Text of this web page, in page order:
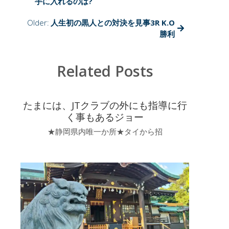
Older: 人生初の黒人との対決を見事3R K.O
勝利
Related Posts
たまには、JTクラブの外にも指導に行
く事もあるジョー
★静岡県内唯一か所★タイから招